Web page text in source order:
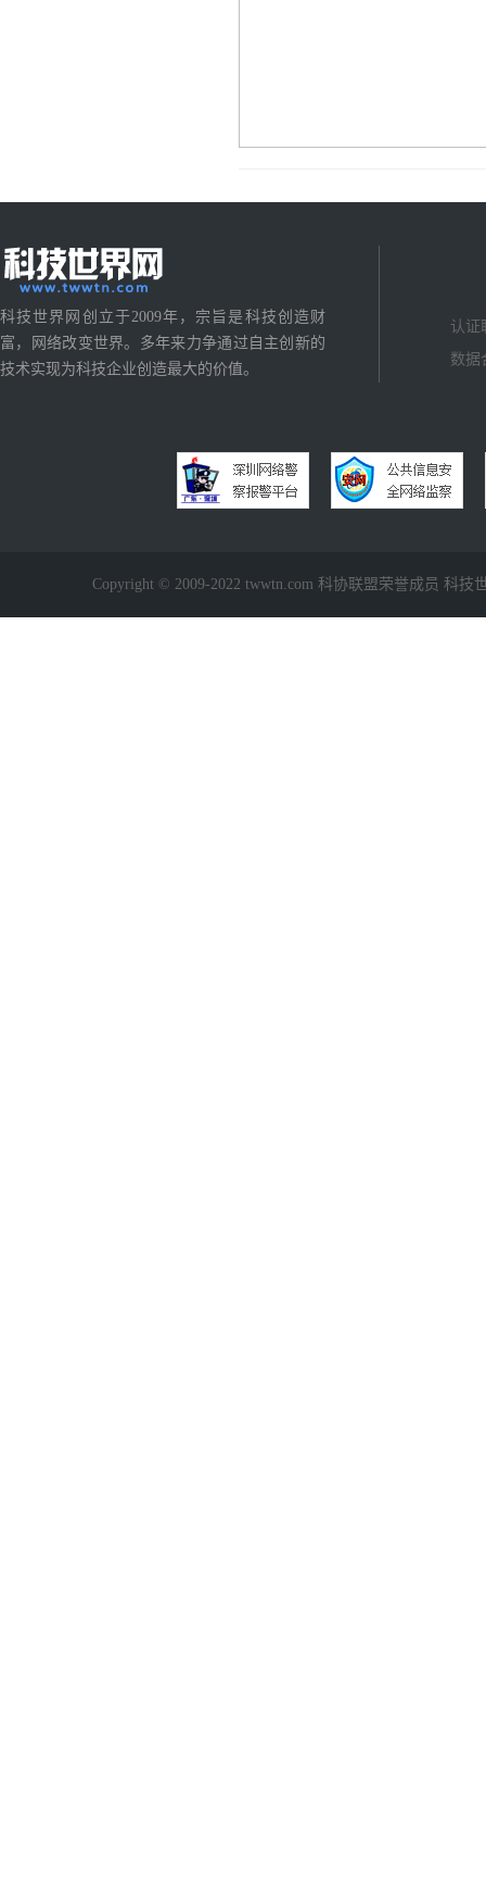
科技世界网创立于2009年，宗旨是科技创造财
富，网络改变世界。多年来力争通过自主创新的
技术实现为科技企业创造最大的价值。
认证
数据
Copyright © 2009-2022 twwtn.com 科协联盟荣誉成员 科